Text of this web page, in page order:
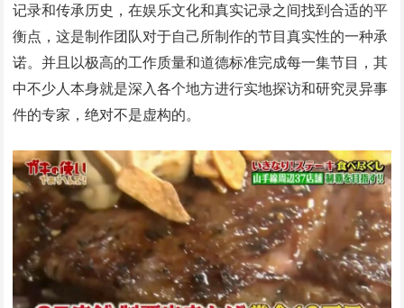
记录和传承历史，在娱乐文化和真实记录之间找到合适的平
衡点，这是制作团队对于自己所制作的节目真实性的一种承
诺。并且以极高的工作质量和道德标准完成每一集节目，其
中不少人本身就是深入各个地方进行实地探访和研究灵异事
件的专家，绝对不是虚构的。